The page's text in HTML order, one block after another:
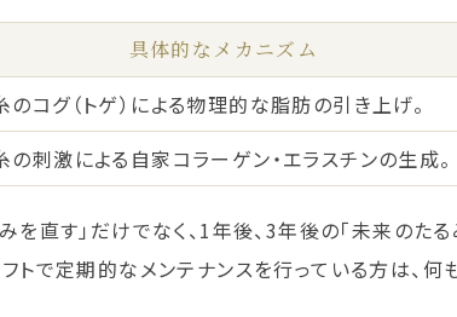
具体的なメカニズム
のコグ（トゲ）による物理的な脂肪の引き上げ。
の刺激による自家コラーゲン・エラスチンの生成。
を直す」だけでなく、1年後、3年後の「未来の
フトで定期的なメンテナンスを行っている方は